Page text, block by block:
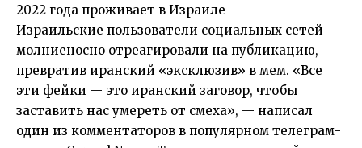
2022 года проживает в Израиле
Израильские пользователи социальных сетей
молниеносно отреагировали на публикацию,
превратив иранский «эксклюзив» в мем. «Все
эти фейки — это иранский заговор, чтобы
заставить нас умереть от смеха», — написал
один из комментаторов в популярном телеграм-